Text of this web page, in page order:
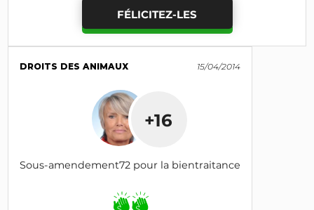
FÉLICITEZ-LES
DROITS DES ANIMAUX 15/04/2014
+16
Sous-amendement72 pour la bientraitance